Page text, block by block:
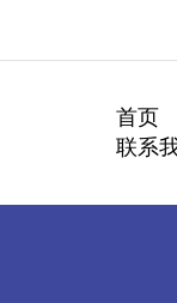
首页
联系